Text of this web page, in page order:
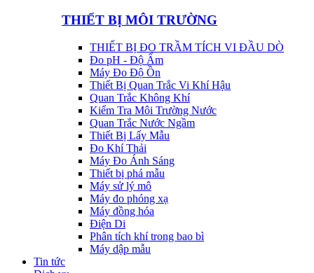
THIẾT BỊ MÔI TRƯỜNG
THIẾT BỊ ĐO TRẦM TÍCH VI ĐẦU DÒ
Đo pH - Độ Ẩm
Máy Đo Độ Ồn
Thiết Bị Quan Trắc Vi Khí Hậu
Quan Trắc Không Khí
Kiểm Tra Môi Trường Nước
Quan Trắc Nước Ngầm
Thiết Bị Lấy Mẫu
Đo Khí Thải
Máy Đo Ánh Sáng
Thiết bị phá mẫu
Máy sử lý mô
Máy đo phóng xạ
Máy đồng hóa
Điện Di
Phân tích khí trong bao bì
Máy dập mẫu
Tin tức